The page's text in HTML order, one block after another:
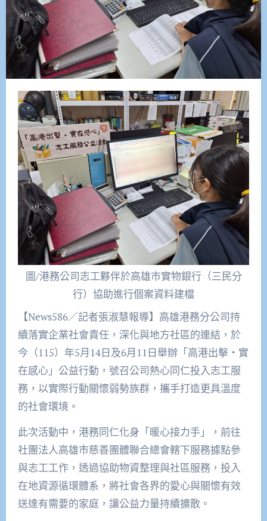
圖/港務公司志工夥伴於高雄市實物銀行（三民分
行）協助進行個案資料建檔
【News586／記者張淑慧報導】高雄港務分公司持
續落實企業社會責任，深化與地方社區的連結，於
今（115）年5月14日及6月11日舉辦「高港出擊・實
在感心」公益行動，號召公司熱心同仁投入志工服
務，以實際行動關懷弱勢族群，攜手打造更具溫度
的社會環境。
此次活動中，港務同仁化身「暖心接力手」，前往
社團法人高雄市慈善團體聯合總會轄下服務據點參
與志工工作，透過協助物資整理與社區服務，投入
在地資源循環體系，將社會各界的愛心與關懷有效
送達有需要的家庭，讓公益力量持續擴散。